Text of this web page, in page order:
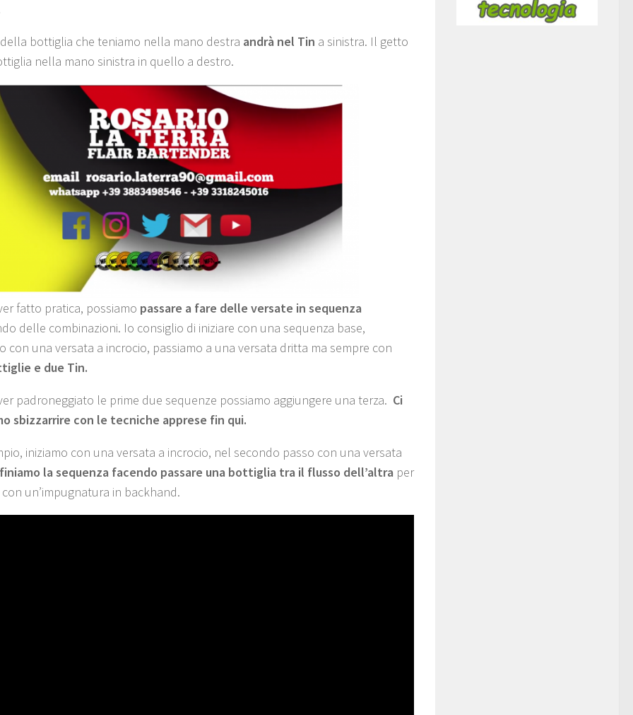
bottiglia che teniamo nella mano destra andrà nel Tin a sinistra. Il getto
nella mano sinistra in quello a destro.
fatto pratica, possiamo passare a fare delle versate in sequenza
delle combinazioni. Io consiglio di iniziare con una sequenza base,
con una versata a incrocio, passiamo a una versata dritta ma sempre con
e due Tin.
padroneggiato le prime due sequenze possiamo aggiungere una terza. Ci
sbizzarrire con le tecniche apprese fin qui.
iniziamo con una versata a incrocio, nel secondo passo con una versata
finiamo la sequenza facendo passare una bottiglia tra il flusso dell’altra per
un’impugnatura in backhand.